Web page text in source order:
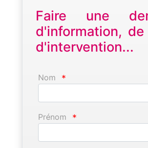
Faire une
d'information,
d'intervention...
Nom *
Prénom *